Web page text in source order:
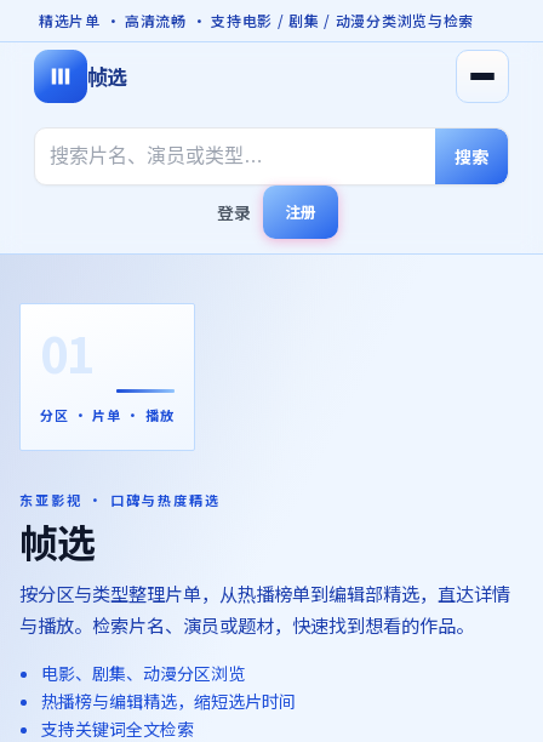
精选片单 · 高清流畅 · 支持电影 / 剧集 / 动漫分类浏览与检索
帧选 打开
搜索
登录 注册
01
分区 · 片单 · 播放
东亚影视 · 口碑与热度精选
帧选
按分区与类型整理片单，从热播榜单到编辑部精选，直达详情
与播放。检索片名、演员或题材，快速找到想看的作品。
电影、剧集、动漫分区浏览
热播榜与编辑精选，缩短选片时间
支持关键词全文检索